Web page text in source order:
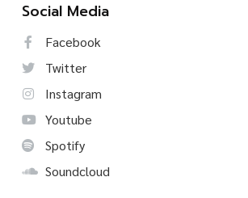
Social Media
Facebook
Twitter
Instagram
Youtube
Spotify
Soundcloud